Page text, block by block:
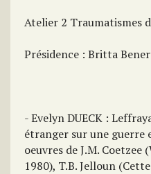
Atelier 2 Traumatismes
Présidence : Britta
- Evelyn DUECK :
étranger sur une guerre
oeuvres de J.M.
1980), T.B. Jelloun